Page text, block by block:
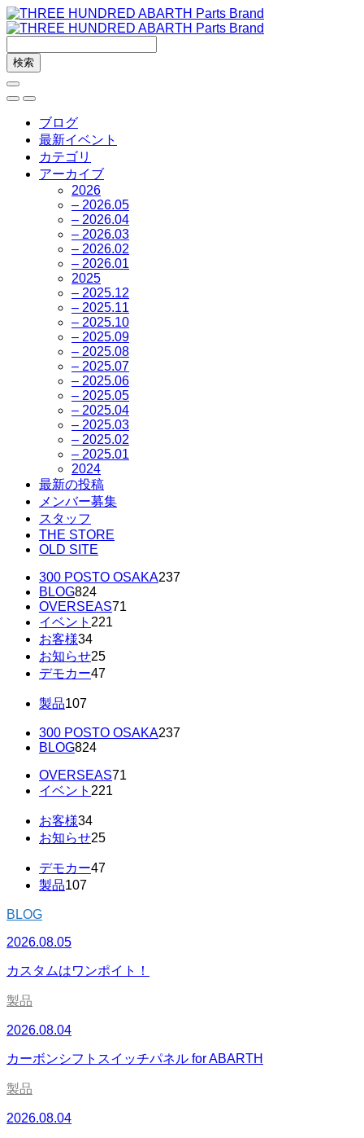
ブログ
最新イベント
カテゴリ
アーカイブ
2026
– 2026.05
– 2026.04
– 2026.03
– 2026.02
– 2026.01
2025
– 2025.12
– 2025.11
– 2025.10
– 2025.09
– 2025.08
– 2025.07
– 2025.06
– 2025.05
– 2025.04
– 2025.03
– 2025.02
– 2025.01
2024
最新の投稿
メンバー募集
スタッフ
THE STORE
OLD SITE
300 POSTO OSAKA237
BLOG824
OVERSEAS71
イベント 221
お客様34
お知らせ25
デモカー47
製品107
300 POSTO OSAKA237
BLOG824
OVERSEAS71
イベント 221
お客様34
お知らせ25
デモカー47
製品107
BLOG
2026.08.05
カスタムはワンポイト！
製品
2026.08.04
カーボンシフトスイッチパネル for ABARTH
製品
2026.08.04